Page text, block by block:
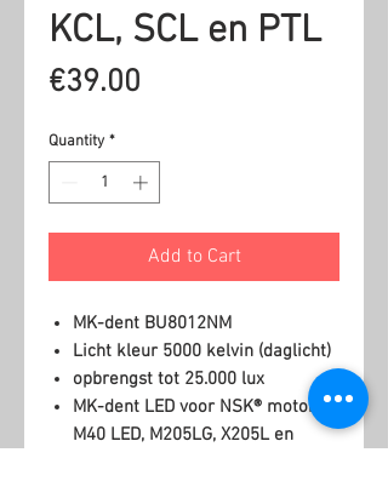
KCL, SCL en PTL
€39.00
Quantity *
Add to Cart
MK-dent BU8012NM
Licht kleur 5000 kelvin (daglicht)
opbrengst tot 25.000 lux
MK-dent LED voor NSK® motoren
M40 LED, M205LG, X205L en